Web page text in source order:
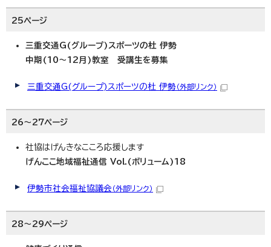
25ページ
三重交通G(グループ)スポーツの杜 伊勢
中期(10～12月)教室 受講生を募集
三重交通G(グループ)スポーツの杜 伊勢（外部リンク）
26～27ページ
社協はげんきなこころ応援します
げんここ地域福祉通信 Vol.(ボリューム)18
伊勢市社会福祉協議会（外部リンク）
28～29ページ